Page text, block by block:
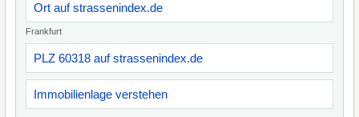
Ort auf strassenindex.de
Frankfurt
PLZ 60318 auf strassenindex.de
Immobilienlage verstehen